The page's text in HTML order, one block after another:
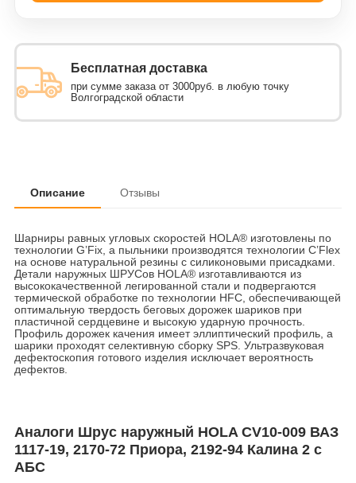
Бесплатная доставка
при сумме заказа от 3000руб. в любую точку
Волгоградской области
Описание Отзывы
Шарниры равных угловых скоростей HOLA® изготовлены по
технологии G’Fix, а пыльники производятся технологии C’Flex
на основе натуральной резины с силиконовыми присадками.
Детали наружных ШРУСов HOLA® изготавливаются из
высококачественной легированной стали и подвергаются
термической обработке по технологии HFC, обеспечивающей
оптимальную твердость беговых дорожек шариков при
пластичной сердцевине и высокую ударную прочность.
Профиль дорожек качения имеет эллиптический профиль, а
шарики проходят селективную сборку SPS. Ультразвуковая
дефектоскопия готового изделия исключает вероятность
дефектов.
Аналоги Шрус наружный HOLA CV10-009 ВАЗ
1117-19, 2170-72 Приора, 2192-94 Калина 2 с
АБС